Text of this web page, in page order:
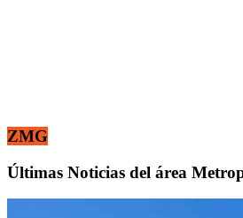
ZMG
Últimas Noticias del área